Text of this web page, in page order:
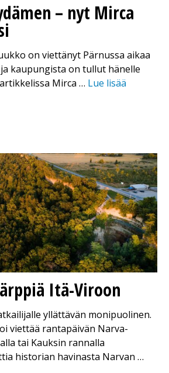
– nyt Mirca
on viettänyt Pärnussa aikaa
kaupungista on tullut hänelle
Mirca … Lue lisää
Itä-Viroon
yllättävän monipuolinen.
viettää rantapäivän Narva-
tai Kauksin rannalla
historian havinasta Narvan …